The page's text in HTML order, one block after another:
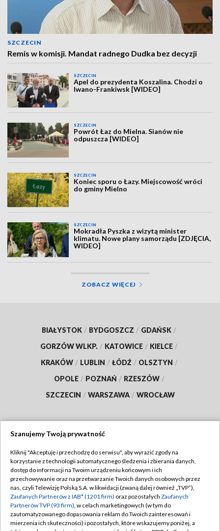
SZCZECIN
Remis w komisji. Mandat radnego Dudka bez decyzji
SZCZECIN
Apel do prezydenta Koszalina. Chodzi o
Iwano-Frankiwsk [WIDEO]
SZCZECIN
Powrót Łaz do Mielna. Sianów nie
odpuszcza [WIDEO]
SZCZECIN
Koniec sporu o Łazy. Miejscowość wróci
do gminy Mielno
SZCZECIN
Mokradła Pyszka z wizytą minister
klimatu. Nowe plany samorządu [ZDJĘCIA,
WIDEO]
ZOBACZ WIĘCEJ
BIAŁYSTOK / BYDGOSZCZ / GDAŃSK /
GORZÓW WLKP. / KATOWICE / KIELCE /
KRAKÓW / LUBLIN / ŁÓDŹ / OLSZTYN /
OPOLE / POZNAŃ / RZESZÓW /
SZCZECIN / WARSZAWA / WROCŁAW
TVP
Abonament TVP
Emisja w TVP
Centrum informacji TVP
Naziemna Telewizja Cyfrowa
Regulamin TVP
Polityka prywatności
Moje zgody
Pomoc
Szanujemy Twoją prywatność
Kliknij "Akceptuję i przechodzę do serwisu", aby wyrazić zgody na
korzystanie z technologii automatycznego śledzenia i zbierania danych,
dostęp do informacji na Twoim urządzeniu końcowym i ich
przechowywanie oraz na przetwarzanie Twoich danych osobowych przez
nas, czyli Telewizję Polską S.A. w likwidacji (zwaną dalej również „TVP”),
Zaufanych Partnerów z IAB* (1201 firm) oraz pozostałych Zaufanych
Partnerów TVP (93 firm), w celach marketingowych (w tym do
zautomatyzowanego dopasowania reklam do Twoich zainteresowań i
mierzenia ich skuteczności) i pozostałych, które wskazujemy poniżej, a